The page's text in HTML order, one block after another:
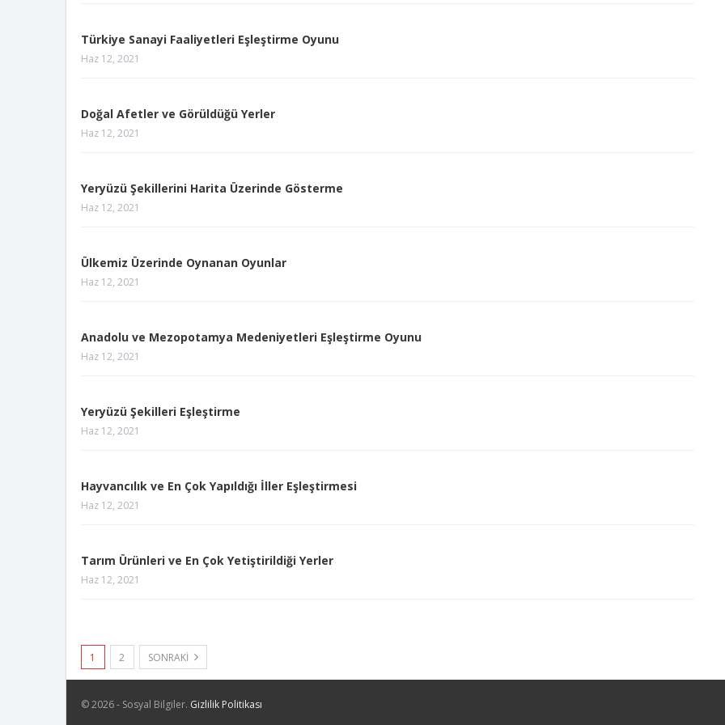
Türkiye Sanayi Faaliyetleri Eşleştirme Oyunu
Haz 12, 2021
Doğal Afetler ve Görüldüğü Yerler
Haz 12, 2021
Yeryüzü Şekillerini Harita Üzerinde Gösterme
Haz 12, 2021
Ülkemiz Üzerinde Oynanan Oyunlar
Haz 12, 2021
Anadolu ve Mezopotamya Medeniyetleri Eşleştirme Oyunu
Haz 12, 2021
Yeryüzü Şekilleri Eşleştirme
Haz 12, 2021
Hayvancılık ve En Çok Yapıldığı İller Eşleştirmesi
Haz 12, 2021
Tarım Ürünleri ve En Çok Yetiştirildiği Yerler
Haz 12, 2021
1 2 SONRAKI
© 2026 - Sosyal Bilgiler. Gizlilik Politikası